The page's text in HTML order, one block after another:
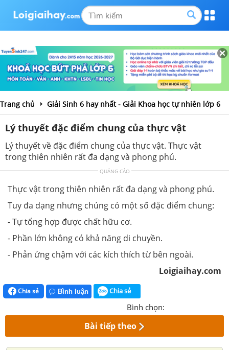
Trang chủ Giải Sinh 6 hay nhất - Giải Khoa học tự nhiên lớp 6
Lý thuyết đặc điểm chung của thực vật
Lý thuyết về đặc điểm chung của thực vật. Thực vật
trong thiên nhiên rất đa dạng và phong phú.
QUẢNG CÁO
Thực vật trong thiên nhiên rất đa dạng và phong phú.
Tuy đa dạng nhưng chúng có một số đặc điểm chung:
- Tự tổng hợp được chất hữu cơ.
- Phần lớn không có khả năng di chuyền.
- Phản ứng chậm với các kích thích từ bên ngoài.
Loigiaihay.com
Chia sẻ Bình luận Chia sẻ
Bình chọn:
Bài tiếp theo